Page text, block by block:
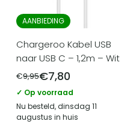
AANBIEDING
Chargeroo Kabel USB
naar USB C – 1,2m – Wit
€9,95€7,80
✓ Op voorraad
Nu besteld, dinsdag 11
augustus in huis